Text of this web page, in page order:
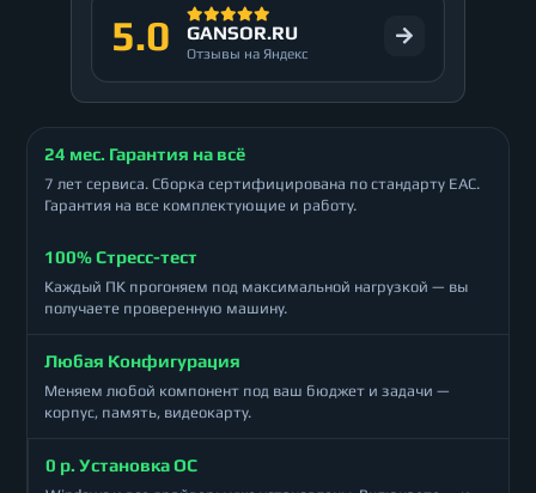
5.0 GANSOR.RU
Отзывы на Яндекс
24 мес. Гарантия на всё
7 лет сервиса. Сборка сертифицирована по стандарту ЕАС.
Гарантия на все комплектующие и работу.
100% Стресс-тест
Каждый ПК прогоняем под максимальной нагрузкой — вы
получаете проверенную машину.
Любая Конфигурация
Меняем любой компонент под ваш бюджет и задачи —
корпус, память, видеокарту.
0 р. Установка ОС